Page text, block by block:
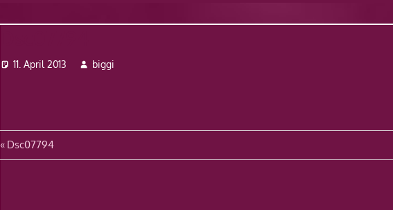
11. April 2013 biggi
Beitragsnavigation
Vorheriger
Beitrag:
Dsc07794